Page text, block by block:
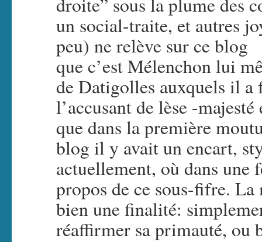
un social-traite, et autres
peu) ne relève sur ce blog
que c’est Mélenchon lui
de Datigolles auxquels il a
l’accusant de lèse -
que dans la première
blog il y avait un encart,
actuellement, où dans une
propos de ce sous-fifre.
bien une finalité:
réaffirmer sa primauté, ou